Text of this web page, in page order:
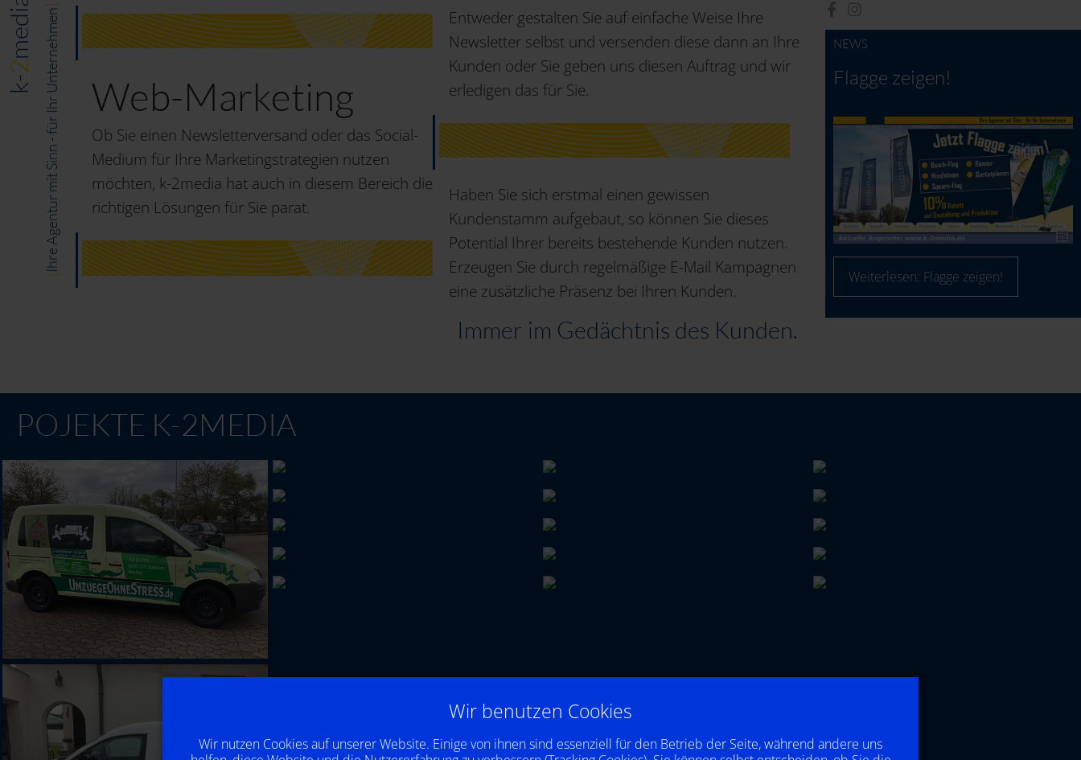
k-
2
media
[
Ihre Agentur mit Sinn - für Ihr Unternehmen
]
Web-Marketing
Ob Sie einen Newsletterversand oder das Social-
Medium für Ihre Marketingstrategien nutzen
möchten, k-2media hat auch in diesem Bereich die
richtigen Lösungen für Sie parat.
Entweder gestalten Sie auf einfache Weise Ihre
Newsletter selbst und versenden diese dann an Ihre
Kunden oder Sie geben uns diesen Auftrag und wir
erledigen das für Sie.
Haben Sie sich erstmal einen gewissen
Kundenstamm aufgebaut, so können Sie dieses
Potential Ihrer bereits bestehende Kunden nutzen.
Erzeugen Sie durch regelmäßige E-Mail Kampagnen
eine zusätzliche Präsenz bei Ihren Kunden.
Immer im Gedächtnis des Kunden.
NEWS
Flagge zeigen!
Weiterlesen: Flagge zeigen!
POJEKTE K-2MEDIA
Wir benutzen Cookies
Wir nutzen Cookies auf unserer Website. Einige von ihnen sind essenziell für den Betrieb der Seite, während andere uns